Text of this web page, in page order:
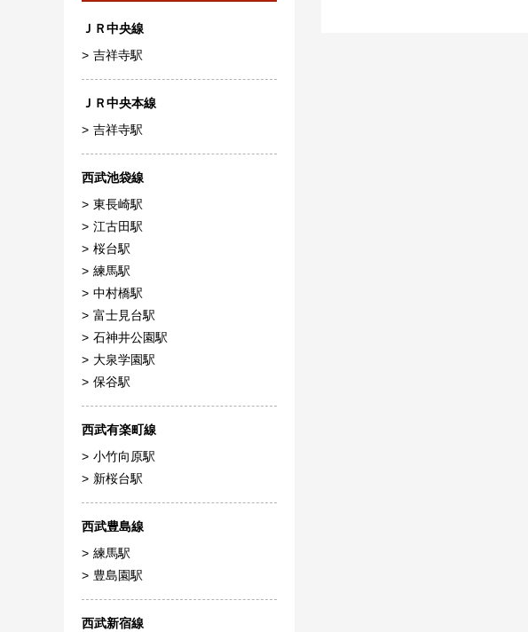
ＪＲ中央線
吉祥寺駅
ＪＲ中央本線
吉祥寺駅
西武池袋線
東長崎駅
江古田駅
桜台駅
練馬駅
中村橋駅
富士見台駅
石神井公園駅
大泉学園駅
保谷駅
西武有楽町線
小竹向原駅
新桜台駅
西武豊島線
練馬駅
豊島園駅
西武新宿線